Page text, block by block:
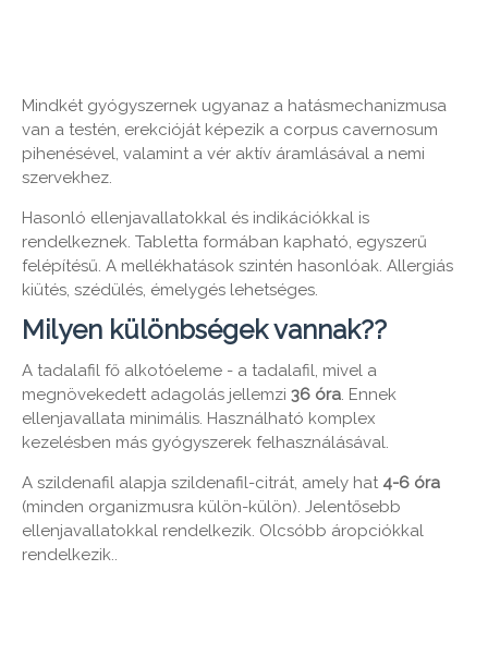
Mindkét gyógyszernek ugyanaz a hatásmechanizmusa
van a testén, erekcióját képezik a corpus cavernosum
pihenésével, valamint a vér aktív áramlásával a nemi
szervekhez.
Hasonló ellenjavallatokkal és indikációkkal is
rendelkeznek. Tabletta formában kapható, egyszerű
felépítésű. A mellékhatások szintén hasonlóak. Allergiás
kiütés, szédülés, émelygés lehetséges.
Milyen különbségek vannak??
A tadalafil fő alkotóeleme - a tadalafil, mivel a
megnövekedett adagolás jellemzi 36 óra. Ennek
ellenjavallata minimális. Használható komplex
kezelésben más gyógyszerek felhasználásával.
A szildenafil alapja szildenafil-citrát, amely hat 4-6 óra
(minden organizmusra külön-külön). Jelentősebb
ellenjavallatokkal rendelkezik. Olcsóbb áropciókkal
rendelkezik..